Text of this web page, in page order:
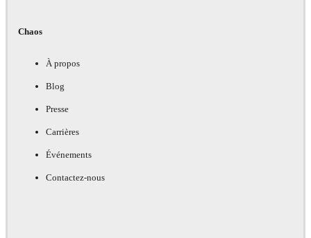
Chaos
À propos
Blog
Presse
Carrières
Événements
Contactez-nous